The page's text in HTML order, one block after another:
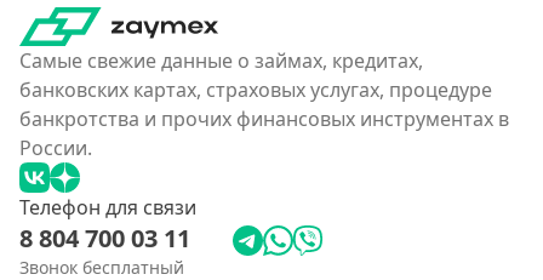
Самые свежие данные о займах, кредитах,
банковских картах, страховых услугах, процедуре
банкротства и прочих финансовых инструментах в
России.
Телефон для связи
8 804 700 03 11
Звонок бесплатный